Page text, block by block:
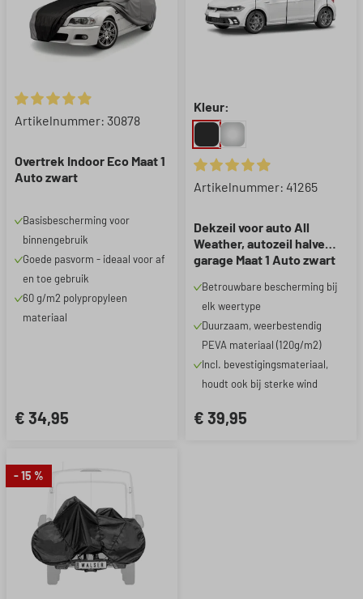
Gemiddelde waardering van 4.9 van 5 sterren
Artikelnummer: 30878
Overtrek Indoor Eco Maat 1
Auto zwart
Basisbescherming voor
binnengebruik
Goede pasvorm - ideaal voor af
en toe gebruik
60 g/m2 polypropyleen
materiaal
€ 34,95
Kleur:
Gemiddelde waardering van
Artikelnummer: 41265
Dekzeil voor auto All
Weather, autozeil halve
garage Maat 1 Auto zwart
Betrouwbare bescherming bij
elk weertype
Duurzaam, weerbestendig
PEVA materiaal (120g/m2)
Incl. bevestigingsmateriaal,
houdt ook bij sterke wind
€ 39,95
- 15 %